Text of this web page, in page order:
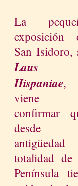
La
exposición
San Isidoro,
Laus
Hispaniae,
viene
confirmar
desde
antigüedad
totalidad de
Península